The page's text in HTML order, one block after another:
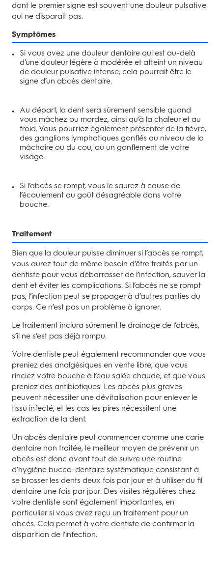
dont le premier signe est souvent une douleur pulsative
qui ne disparaît pas.
Symptômes
Si vous avez une douleur dentaire qui est au-delà
d’une douleur légère à modérée et atteint un niveau
de douleur pulsative intense, cela pourrait être le
signe d’un abcès dentaire.
Au départ, la dent sera sûrement sensible quand
vous mâchez ou mordez, ainsi qu’à la chaleur et au
froid. Vous pourriez également présenter de la fièvre,
des ganglions lymphatiques gonflés au niveau de la
mâchoire ou du cou, ou un gonflement de votre
visage.
Si l’abcès se rompt, vous le saurez à cause de
l’écoulement au goût désagréable dans votre
bouche.
Traitement
Bien que la douleur puisse diminuer si l’abcès se rompt,
vous aurez tout de même besoin d’être traités par un
dentiste pour vous débarrasser de l’infection, sauver la
dent et éviter les complications. Si l’abcès ne se rompt
pas, l’infection peut se propager à d’autres parties du
corps. Ce n’est pas un problème à ignorer.
Le traitement inclura sûrement le drainage de l’abcès,
s’il ne s’est pas déjà rompu.
Votre dentiste peut également recommander que vous
preniez des analgésiques en vente libre, que vous
rinciez votre bouche à l’eau salée chaude, et que vous
preniez des antibiotiques. Les abcès plus graves
peuvent nécessiter une dévitalisation pour enlever le
tissu infecté, et les cas les pires nécessitent une
extraction de la dent.
Un abcès dentaire peut commencer comme une carie
dentaire non traitée, le meilleur moyen de prévenir un
abcès est donc avant tout de suivre une routine
d’hygiène bucco-dentaire systématique consistant à
se brosser les dents deux fois par jour et à utiliser du fil
dentaire une fois par jour. Des visites régulières chez
votre dentiste sont également importantes, en
particulier si vous avez reçu un traitement pour un
abcès. Cela permet à votre dentiste de confirmer la
disparition de l’infection.